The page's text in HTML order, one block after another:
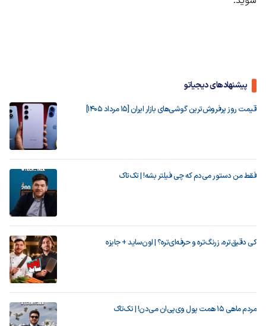
پیشنهادهای دیجیاتو
قیمت روز پرفروش‌ترین گوشی‌های بازار ایران [15 مرداد 1405]
فقط من دستور می‌دم که چی فیلتر بشه! | تک‌تاک
کی دقیق‌تره، زرنگ‌تره و حرفه‌ای‌تره؟ | اون‌ساید + جایزه
مردم ماهی ۱۵ همت پول وی‌پی‌ان می‌دن! | تک‌تاک